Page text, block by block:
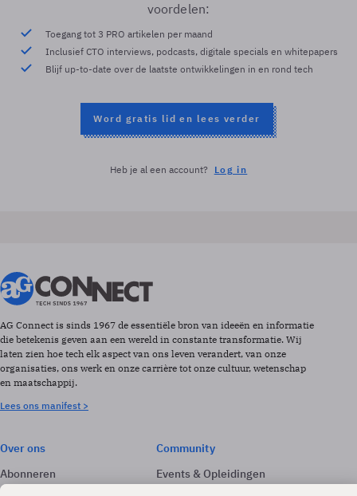
voordelen:
Toegang tot 3 PRO artikelen per maand
Inclusief CTO interviews, podcasts, digitale specials en whitepapers
Blijf up-to-date over de laatste ontwikkelingen in en rond tech
Word gratis lid en lees verder
Heb je al een account? Log in
AG Connect is sinds 1967 de essentiële bron van ideeën en informatie
die betekenis geven aan een wereld in constante transformatie. Wij
laten zien hoe tech elk aspect van ons leven verandert, van onze
organisaties, ons werk en onze carrière tot onze cultuur, wetenschap
en maatschappij.
Lees ons manifest >
Over ons
Abonneren
Adverteren
Community
Events & Opleidingen